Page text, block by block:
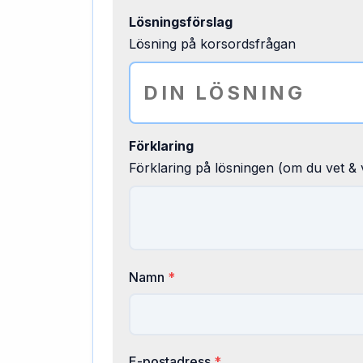
Lösningsförslag
Lösning på korsordsfrågan
Förklaring
Förklaring på lösningen (om du vet &
Namn *